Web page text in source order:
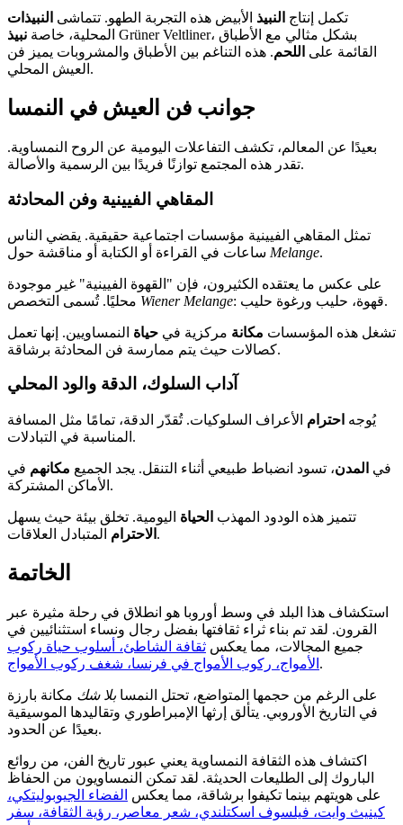
تكمل إنتاج النبيذ الأبيض هذه التجربة الطهو. تتماشى النبيذات
المحلية، خاصة نبيذ
Grüner Veltliner، بشكل مثالي مع الأطباق
القائمة على اللحم. هذه التناغم بين الأطباق والمشروبات يميز فن
العيش المحلي.
جوانب فن العيش في النمسا
بعيدًا عن المعالم، تكشف التفاعلات اليومية عن الروح النمساوية.
تقدر هذه المجتمع توازنًا فريدًا بين الرسمية والأصالة.
المقاهي الفيينية وفن المحادثة
تمثل المقاهي الفيينية مؤسسات اجتماعية حقيقية. يقضي الناس
Melange.
على عكس ما يعتقده الكثيرون، فإن "القهوة الفيينية" غير موجودة
Wiener Melange : قهوة، حليب ورغوة حليب.
تشغل هذه المؤسسات مكانة مركزية في حياة النمساويين. إنها تعمل
كصالات حيث يتم ممارسة فن المحادثة برشاقة.
آداب السلوك، الدقة والود المحلي
يُوجه احترام الأعراف السلوكيات. تُقدّر الدقة، تمامًا مثل المسافة
المناسبة في التبادلات.
في المدن، تسود انضباط طبيعي أثناء التنقل. يجد الجميع مكانهم في
الأماكن المشتركة.
تتميز هذه الودود المهذب الحياة اليومية. تخلق بيئة حيث يسهل
الاحترام المتبادل العلاقات.
الخاتمة
استكشاف هذا البلد في وسط أوروبا هو انطلاق في رحلة مثيرة عبر
القرون. لقد تم بناء ثراء ثقافتها بفضل رجال ونساء استثنائيين في
جميع المجالات، مما يعكس ثقافة الشاطئ، أسلوب حياة ركوب
الأمواج، ركوب الأمواج في فرنسا، شغف ركوب الأمواج .
على الرغم من حجمها المتواضع، تحتل النمسابلا شك مكانة بارزة
في التاريخ الأوروبي. يتألق إرثها الإمبراطوري وتقاليدها الموسيقية
بعيدًا عن الحدود.
اكتشاف هذه الثقافة النمساوية يعني عبور تاريخ الفن، من روائع
الباروك إلى الطليعات الحديثة. لقد تمكن النمساويون من الحفاظ
على هويتهم بينما تكيفوا برشاقة، مما يعكس الفضاء الجيوبوليتكي،
كينيث وايت، فيلسوف اسكتلندي، شعر معاصر، رؤية الثقافة، سفر